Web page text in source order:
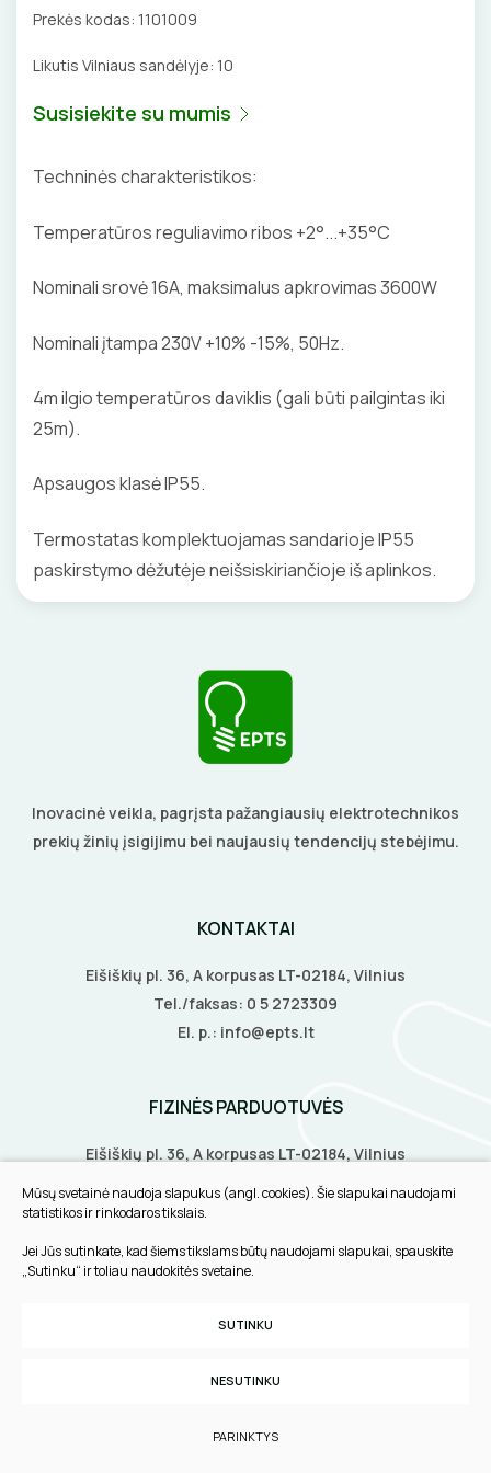
VENTILIATORIAI
GELINĖS JUNGTYS
BŪGNAI KABELIŲ VYNIOJIMUI
GRĘŽIMO KARŪNOS, GRĄŽTAI
ETIKEČIŲ SPAUSDINTUVAI
PJOVIMO ĮRANKIAI
KALIMO ĮRANKIAI
LITAVIMO, KLIJAVIMO ĮRANKIAI
ELEKTRINIAI ĮRANKIAI
Prekės kodas: 1101009
Likutis Vilniaus sandėlyje: 10
Susisiekite su mumis
Techninės charakteristikos:
Temperatūros reguliavimo ribos +2°...+35°C
Nominali srovė 16A, maksimalus apkrovimas 3600W
Nominali įtampa 230V +10% -15%, 50Hz.
4m ilgio temperatūros daviklis (gali būti pailgintas iki
25m).
Apsaugos klasė IP55.
Termostatas komplektuojamas sandarioje IP55
paskirstymo dėžutėje neišsiskiriančioje iš aplinkos.
Inovacinė veikla, pagrįsta pažangiausių elektrotechnikos
prekių žinių įsigijimu bei naujausių tendencijų stebėjimu.
KONTAKTAI
Eišiškių pl. 36, A korpusas LT-02184, Vilnius
Tel./faksas: 0 5 2723309
El. p.: info@epts.lt
FIZINĖS PARDUOTUVĖS
Eišiškių pl. 36, A korpusas LT-02184, Vilnius
Biruliškių g. 8, LT-52168, Kaunas
Tilžės g. 60, LT-91108, Klaipėda
INFORMACIJA
Privatumo politika
Sukurta:TEXUS
Mūsų svetainė naudoja slapukus (angl. cookies). Šie slapukai naudojami
statistikos ir rinkodaros tikslais.
Jei Jūs sutinkate, kad šiems tikslams būtų naudojami slapukai, spauskite
„Sutinku“ ir toliau naudokitės svetaine.
SUTINKU
NESUTINKU
PARINKTYS